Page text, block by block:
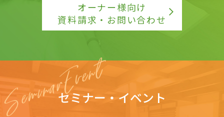
オーナー様向け
資料請求・お問い合わせ
セミナー・イベント